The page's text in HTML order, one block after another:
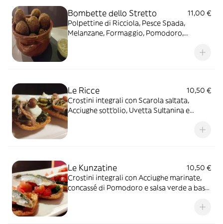
Bombette dello Stretto
11,00 €
Polpettine di Ricciola, Pesce Spada,
Melanzane, Formaggio, Pomodoro,
servite con maionese al pesto di Basilico
Le Ricce
10,50 €
Crostini integrali con Scarola saltata,
Acciughe sott'olio, Uvetta Sultanina e
Le Kunzatine
10,50 €
Crostini integrali con Acciughe marinate,
concassé di Pomodoro e salsa verde a base